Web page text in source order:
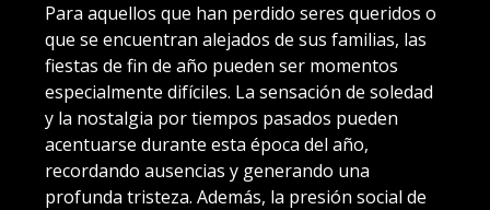
Para aquellos que han perdido seres queridos o
que se encuentran alejados de sus familias, las
fiestas de fin de año pueden ser momentos
especialmente difíciles. La sensación de soledad
y la nostalgia por tiempos pasados pueden
acentuarse durante esta época del año,
recordando ausencias y generando una
profunda tristeza. Además, la presión social de